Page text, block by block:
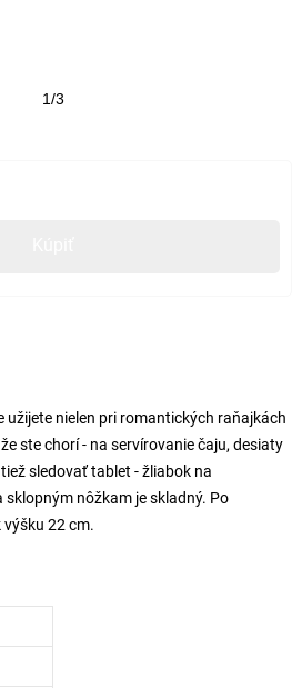
1/3
užijete nielen pri romantických raňajkách
ste chorí - na servírovanie čaju, desiaty
sledovať tablet - žliabok na
nôžkam je skladný. Po
22 cm.